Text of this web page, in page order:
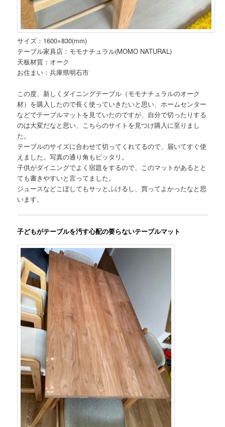
サイズ：1600×830(mm)
テーブル家具店：モモナチュラル(MOMO NATURAL)
天板材質：オーク
お住まい：兵庫県明石市
この度、新しくダイニングテーブル（モモナチュラルのオーク
材）を購入したので長く使っていきたいと思い、ホームセンター
などでテーブルマットを見ていたのですが、自分で切ったりする
のは大変だなと思い、こちらのサイトを見つけ購入に至りまし
た。
テーブルのサイズに合わせて切ってくれてるので、届いてすぐ使
えました。写真の通り角もピッタリ。
子供がダイニングでよく宿題をするので、このマットがあるとと
ても書きやすいと言ってました。
ジュースなどこぼしてもサッとふけるし、買ってよかったなと思
います。
子どもがテーブルを汚す心配の要らないテーブルマット